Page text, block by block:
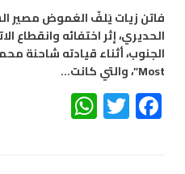
فاتن زيات يَلفّ الغموض مصير
الحديري، إثر اختفائه وانقطاع
الجنوب، أثناء قيادته شاحنة
Most”، والتي كانت…
Facebook
Twitter